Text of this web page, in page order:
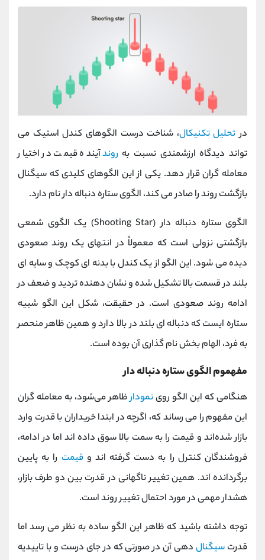
درتحلیل تکنیکال، شناخت درست الگوهای کندل استیک می‌
تواند دیدگاه ارزشمندی نسبت به روندآینده قیمت در اختیار
معامله‌ گران قرار دهد. یکی از این الگوهای کلیدی که سیگنال
بازگشت روند را صادر می‌ کند، الگوی ستاره دنباله دار نام دارد.
الگوی ستاره دنباله دار (Shooting Star) یک الگوی شمعی
بازگشتی نزولی است که معمولاً در انتهای یک روند صعودی
دیده می‌ شود. این الگو از یک کندل با بدنه‌ ای کوچک و سایه‌ ای
بلند در قسمت بالا تشکیل شده و نشان‌ دهنده تردید و ضعف در
ادامه روند صعودی است. در حقیقت، شکل این الگو شبیه
ستاره‌ ایست که دنباله‌ ای بلند در بالا دارد و همین ظاهر منحصر
به‌ فرد، الهام‌ بخش نام‌ گذاری آن بوده است.
مفهموم الگوی ستاره دنباله دار
هنگامی که این الگو روینمودارظاهر می‌شود، به معامله گران
این مفهوم را می رساند که، اگرچه در ابتدا خریداران با قدرت وارد
بازار شده‌اند و قیمت را به سمت بالا سوق داده‌ اند اما در ادامه،
فروشندگان کنترل را به دست گرفته‌ اند وقیمت را به پایین
برگردانده‌ اند. همین تغییر ناگهانی در قدرت بین دو طرف بازار،
هشدار مهمی در مورد احتمال تغییر روند است.
توجه داشته باشید که ظاهر این الگو ساده به نظر می‌ رسد اما
قدرت سیگنال‌دهی آن در صورتی که در جای درست و با تاییدیه